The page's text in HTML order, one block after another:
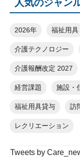
人気のジャン
2026年 福祉用具
介護テクノロジー
介護報酬改定 2027
経営課題 施設・
福祉用具貸与 訪
レクリエーション
Tweets by